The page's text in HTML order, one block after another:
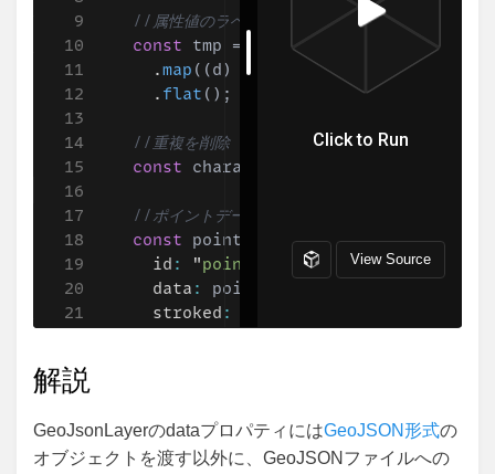
解説
GeoJsonLayerのdataプロパティにはGeoJSON形式の
オブジェクトを渡す以外に、GeoJSONファイルへの